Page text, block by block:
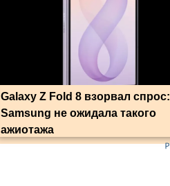
Galaxy Z Fold 8 взорвал спрос:
Samsung не ожидала такого
ажиотажа